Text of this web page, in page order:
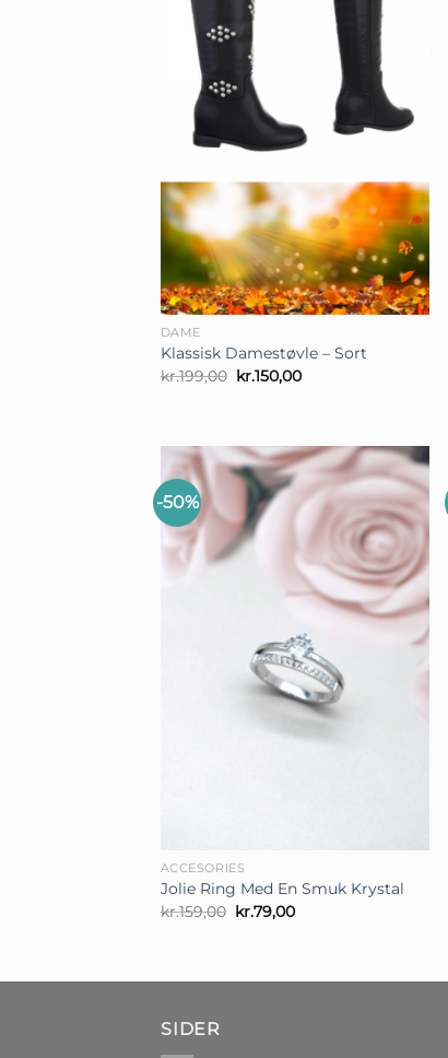
+
DAME
Klassisk Damestøvle – Sort
kr.199,00 Den
oprindelige
kr.150,00Den
-50%
ACCESORIES
Jolie Ring Med En Smuk Krystal
kr.159,00 Den
oprindelige
kr.79,00Den
SIDER